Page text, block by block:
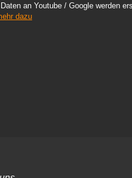
an Youtube / Google werden
dazu